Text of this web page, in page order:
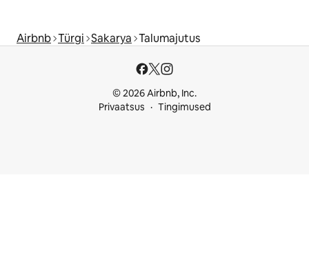
Airbnb Türgi Sakarya Talumajutus
© 2026 Airbnb, Inc.
Privaatsus
Tingimused